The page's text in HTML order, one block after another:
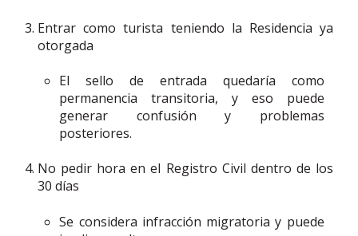
Entrar como turista teniendo la Residencia ya
otorgada
El sello de entrada quedaría como
permanencia transitoria, y eso puede
generar confusión y problemas
posteriores.
No pedir hora en el Registro Civil dentro de los
30 días
Se considera infracción migratoria y puede